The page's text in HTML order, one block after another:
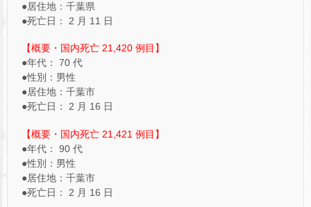
●居住地：千葉県
●死亡日： 2 月 11 日
【概要・国内死亡 21,420 例目】
●年代： 70 代
●性別：男性
●居住地：千葉市
●死亡日： 2 月 16 日
【概要・国内死亡 21,421 例目】
●年代： 90 代
●性別：男性
●居住地：千葉市
●死亡日： 2 月 16 日